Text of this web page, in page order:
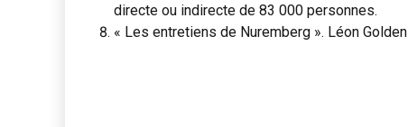
directe ou indirecte de 83 000 personnes.
« Les entretiens de Nuremberg ». Léon